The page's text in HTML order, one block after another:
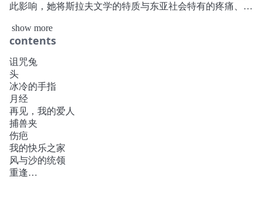
此影响，她将斯拉夫文学的特质与东亚社会特有的疼痛、苦
事。
★尼尔·盖曼式的噩梦体验，安吉拉·卡特式的爱与绝望，让
人欲罢不能的阅读体验！
欢迎来到诅咒兔与变形人的畸形秀！幕布已经拉开，暗处藏
着什么？
兔子灯的诅咒、仿生人之爱、马桶里的头、被历史捆绑的
人……
幻想与现实交织，文学性与趣味性兼具，打破类型壁垒的精
彩短篇集。
★以荒诞笔触书写东亚父权社会和女性遭遇
被家庭吞噬的母亲、无法独自孕育婴孩的单身女子、遭父兄
利用的女孩……
在让人苦笑与后怕的怪诞叙述中，揭示东亚女性最切身的无
show more
contents
诅咒兔
头
冰冷的手指
月经
再见，我的爱人
捕兽夹
伤疤
我的快乐之家
风与沙的统领
重逢